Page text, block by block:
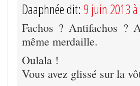
Daaphnée dit: 9 juin 2013
Fachos ? Antifachos ?
même merdaille.
Oulala !
Vous avez glissé sur la